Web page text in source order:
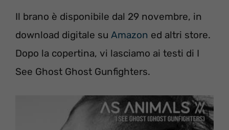
Il brano è disponibile dal 29 novembre, in
download digitale su Amazon ed altri store.
Dopo la copertina, vi lasciamo ai testi di I
See Ghost Ghost Gunfighters.